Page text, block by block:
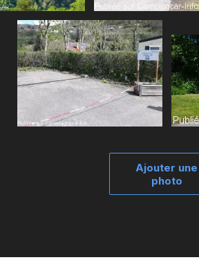
Ajouter une
photo